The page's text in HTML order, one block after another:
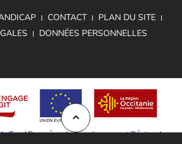
CONTACT
PLAN DU SITE
DONNÉES PERSONNELLES
Fond Européen de Développement Régional